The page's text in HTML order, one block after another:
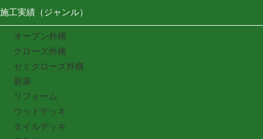
施工実績（ジャンル）
オープン外構
クローズ外構
セミクローズ外構
新築
リフォーム
ウッドデッキ
タイルデッキ